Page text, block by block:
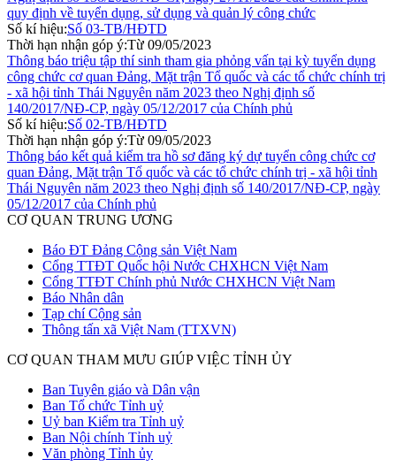
quy định về tuyển dụng, sử dụng và quản lý công chức
Số kí hiệu:Số 03-TB/HĐTD
Thời hạn nhận góp ý:Từ 09/05/2023
Thông báo triệu tập thí sinh tham gia phỏng vấn tại kỳ tuyển dụng
công chức cơ quan Đảng, Mặt trận Tổ quốc và các tổ chức chính trị
- xã hội tỉnh Thái Nguyên năm 2023 theo Nghị định số
140/2017/NĐ-CP, ngày 05/12/2017 của Chính phủ
Số kí hiệu:Số 02-TB/HĐTD
Thời hạn nhận góp ý:Từ 09/05/2023
Thông báo kết quả kiểm tra hồ sơ đăng ký dự tuyển công chức cơ
quan Đảng, Mặt trận Tổ quốc và các tổ chức chính trị - xã hội tỉnh
Thái Nguyên năm 2023 theo Nghị định số 140/2017/NĐ-CP, ngày
05/12/2017 của Chính phủ
CƠ QUAN TRUNG ƯƠNG
Báo ĐT Đảng Cộng sản Việt Nam
Cổng TTĐT Quốc hội Nước CHXHCN Việt Nam
Cổng TTĐT Chính phủ Nước CHXHCN Việt Nam
Báo Nhân dân
Tạp chí Cộng sản
Thông tấn xã Việt Nam (TTXVN)
CƠ QUAN THAM MƯU GIÚP VIỆC TỈNH ỦY
Ban Tuyên giáo và Dân vận
Ban Tổ chức Tỉnh uỷ
Uỷ ban Kiểm tra Tỉnh uỷ
Ban Nội chính Tỉnh uỷ
Văn phòng Tỉnh ủy